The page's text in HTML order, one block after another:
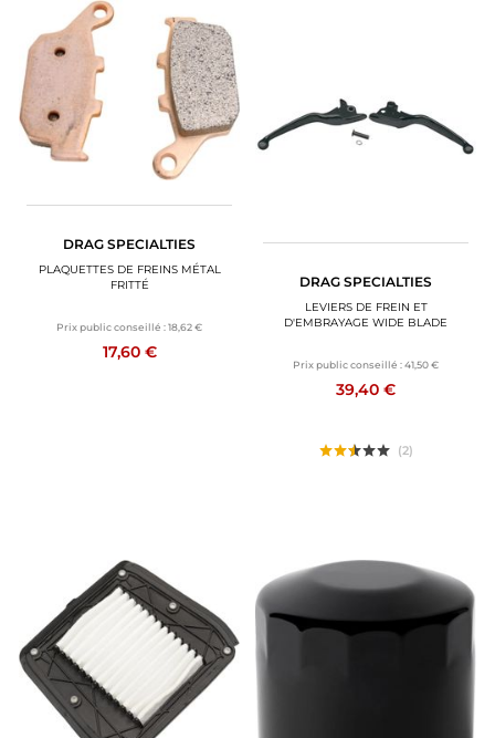
DRAG SPECIALTIES
PLAQUETTES DE FREINS MÉTAL
FRITTÉ
Prix public conseillé :18,62 €
17,60 €
DRAG SPECIALTIES
LEVIERS DE FREIN ET
D'EMBRAYAGE WIDE BLADE
Prix public conseillé :41,50 €
39,40 €
(2)